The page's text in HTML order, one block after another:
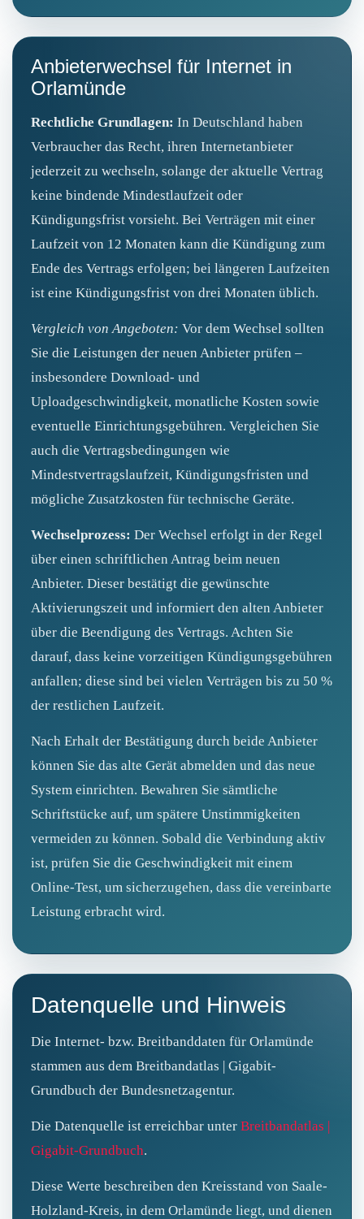
Anbieterwechsel für Internet in
Orlamünde
Rechtliche Grundlagen: In Deutschland haben
Verbraucher das Recht, ihren Internetanbieter
jederzeit zu wechseln, solange der aktuelle Vertrag
keine bindende Mindestlaufzeit oder
Kündigungsfrist vorsieht. Bei Verträgen mit einer
Laufzeit von 12 Monaten kann die Kündigung zum
Ende des Vertrags erfolgen; bei längeren Laufzeiten
ist eine Kündigungsfrist von drei Monaten üblich.
Vergleich von Angeboten: Vor dem Wechsel sollten
Sie die Leistungen der neuen Anbieter prüfen –
insbesondere Download‑ und
Uploadgeschwindigkeit, monatliche Kosten sowie
eventuelle Einrichtungsgebühren. Vergleichen Sie
auch die Vertragsbedingungen wie
Mindestvertragslaufzeit, Kündigungsfristen und
mögliche Zusatzkosten für technische Geräte.
Wechselprozess: Der Wechsel erfolgt in der Regel
über einen schriftlichen Antrag beim neuen
Anbieter. Dieser bestätigt die gewünschte
Aktivierungszeit und informiert den alten Anbieter
über die Beendigung des Vertrags. Achten Sie
darauf, dass keine vorzeitigen Kündigungsgebühren
anfallen; diese sind bei vielen Verträgen bis zu 50 %
der restlichen Laufzeit.
Nach Erhalt der Bestätigung durch beide Anbieter
können Sie das alte Gerät abmelden und das neue
System einrichten. Bewahren Sie sämtliche
Schriftstücke auf, um spätere Unstimmigkeiten
vermeiden zu können. Sobald die Verbindung aktiv
ist, prüfen Sie die Geschwindigkeit mit einem
Online‑Test, um sicherzugehen, dass die vereinbarte
Leistung erbracht wird.
Datenquelle und Hinweis
Die Internet- bzw. Breitbanddaten für Orlamünde
stammen aus dem Breitbandatlas | Gigabit-
Grundbuch der Bundesnetzagentur.
Die Datenquelle ist erreichbar unter Breitbandatlas |
Gigabit-Grundbuch.
Diese Werte beschreiben den Kreisstand von Saale-
Holzland-Kreis, in dem Orlamünde liegt, und dienen